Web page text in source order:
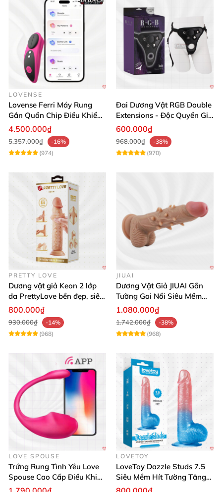
LOVENSE
Lovense Ferri Máy Rung
Gắn Quần Chip Điều Khiển
App Tăng Hưng Phấn
4.500.000₫
5.357.000₫
-16%
(974)
Đai Dương Vật RGB Double
Extensions - Độc Quyền Giá
Sốc
600.000₫
968.000₫
-38%
(970)
PRETTY LOVE
Dương vật giả Keon 2 lớp
da PrettyLove bền đẹp, siêu
mềm mại
800.000₫
930.000₫
-14%
(968)
JIUAI
Dương Vật Giả JIUAI Gắn
Tường Gai Nổi Siêu Mềm
Thoải Mái Mua Ngay
1.080.000₫
1.742.000₫
-38%
(968)
LOVE SPOUSE
Trứng Rung Tình Yêu Love
Spouse Cao Cấp Điều Khiển
App Đỉnh Cao
LOVETOY
LoveToy Dazzle Studs 7.5
Siêu Mềm Hít Tường Tăng
Khoái Cảm